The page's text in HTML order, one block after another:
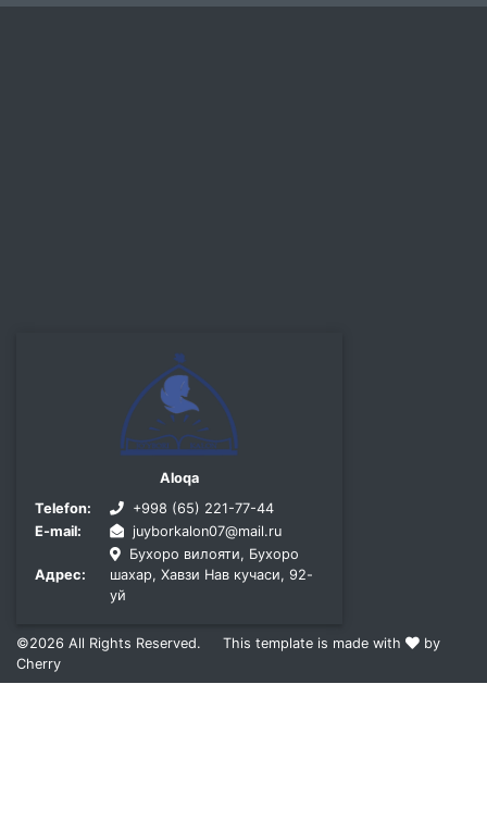
Aloqa
Telefon:
+998 (65) 221-77-44
E-mail:
juyborkalon07@mail.ru
Адрес:
Бухоро вилояти, Бухоро
шахар, Хавзи Нав кучаси, 92-
уй
©2026 All Rights Reserved. This template is made with
by
Cherry